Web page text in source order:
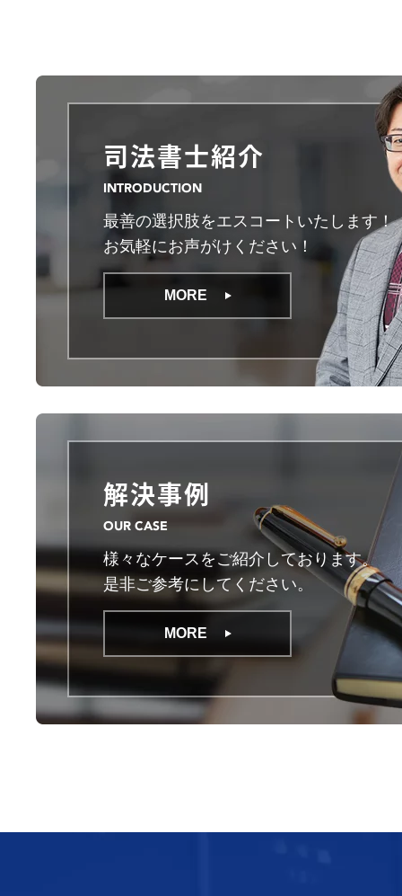
司法書士紹介
INTRODUCTION
最善の選択肢をエスコートいたします！
お気軽にお声がけください！
MORE
解決事例
OUR CASE
様々なケースをご紹介しております。
是非ご参考にしてください。
MORE